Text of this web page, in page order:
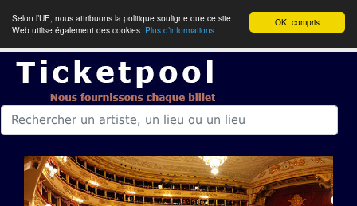
OK, compris
Selon l’UE, nous attribuons la politique souligne que ce site
Web utilise également des cookies. Plus d’informations